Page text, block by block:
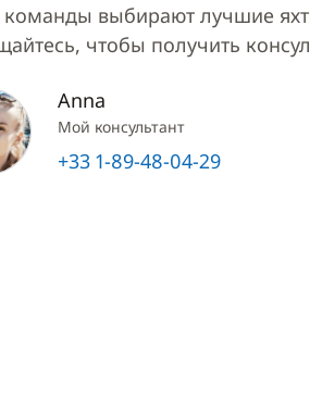
выбирают лучшие
чтобы получить
Anna
Мой консультант
+33 1-89-48-04-29